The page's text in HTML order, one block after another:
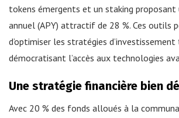
tokens émergents et un staking proposant
annuel (APY) attractif de 28 %. Ces outils
d’optimiser les stratégies
démocratisant l’accès aux technologies
Une stratégie financière bien
Avec 20 % des fonds alloués à la